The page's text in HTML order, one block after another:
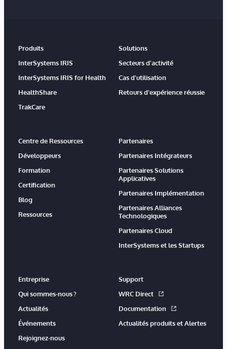
Produits
InterSystems IRIS
InterSystems IRIS for Health
HealthShare
TrakCare
Solutions
Secteurs d'activité
Cas d'utilisation
Retours d'expérience réussie
Centre de Ressources
Développeurs
Formation
Certification
Blog
Ressources
Partenaires
Partenaires Intégrateurs
Partenaires Solutions
Applicatives
Partenaires Implémentation
Partenaires Alliances
Technologiques
Partenaires Cloud
InterSystems et les Startups
Entreprise
Qui sommes-nous ?
Actualités
Événements
Rejoignez-nous
Support
WRC Direct
Documentation
Actualités produits et Alertes